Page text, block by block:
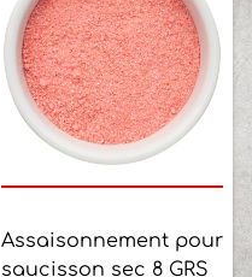
Assaisonnement pour
saucisson sec 8 GRS